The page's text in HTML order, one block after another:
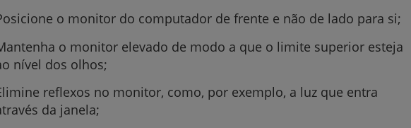
Plano +CUF
My CUF
Clientes e acompanhantes
o monitor do computador de frente e não de lado para si;
o monitor elevado de modo a que o limite superior esteja
nível dos olhos;
reflexos no monitor, como, por exemplo, a luz que entra
da janela;